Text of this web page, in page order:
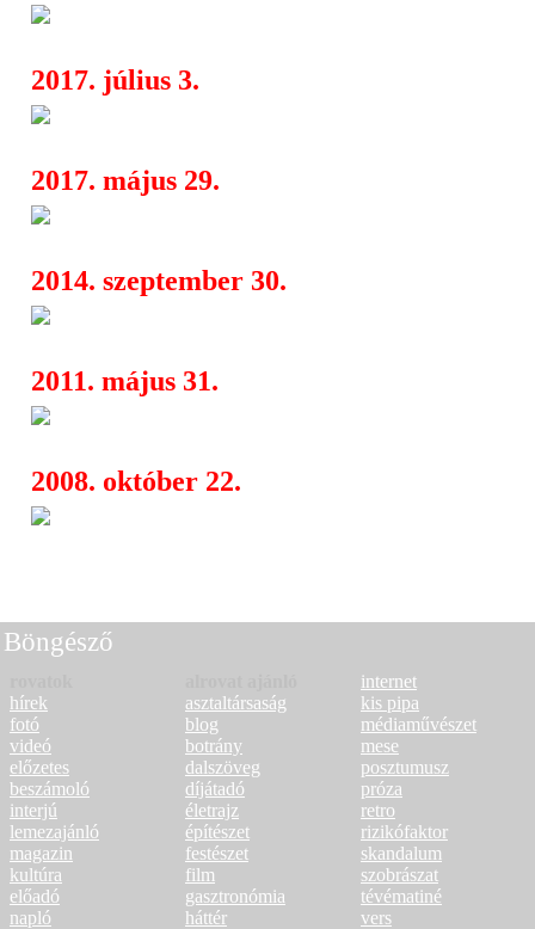
2017. július 3.
2017. május 29.
2014. szeptember 30.
2011. május 31.
2008. október 22.
Böngésző
hírek
fotó
videó
előzetes
beszámoló
interjú
lemezajánló
magazin
kultúra
előadó
napló
asztaltársaság
blog
botrány
dalszöveg
díjátadó
életrajz
építészet
festészet
film
gasztronómia
háttér
internet
kis pipa
médiaművészet
mese
posztumusz
próza
retro
rizikófaktor
skandalum
szobrászat
tévématiné
vers